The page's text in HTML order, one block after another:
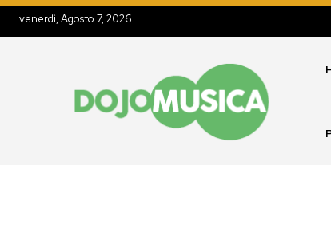
venerdì, Agosto 7, 2026